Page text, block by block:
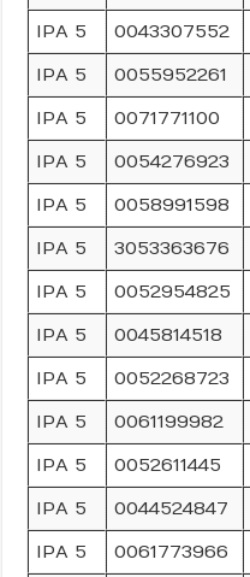
IPA 5
0043307552
IPA 5
0055952261
IPA 5
0071771100
IPA 5
0054276923
IPA 5
0058991598
IPA 5
3053363676
IPA 5
0052954825
IPA 5
0045814518
IPA 5
0052268723
IPA 5
0061199982
IPA 5
0052611445
IPA 5
0044524847
IPA 5
0061773966